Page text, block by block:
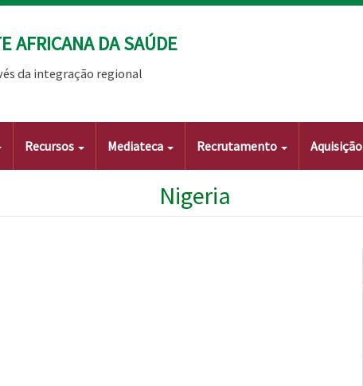
AFRICANA DA SAÚDE
da integração regional
Recursos Mediateca Recrutamento Aquisição
Nigeria